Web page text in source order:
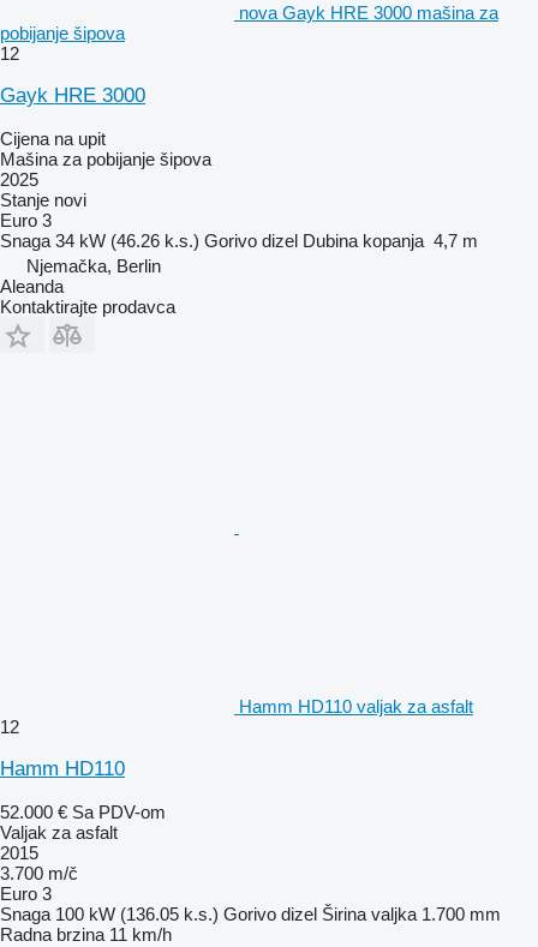
nova Gayk HRE 3000 mašina za
pobijanje šipova
12
Gayk HRE 3000
Cijena na upit
Mašina za pobijanje šipova
2025
Stanje novi
Euro 3
Snaga 34 kW (46.26 k.s.) Gorivo dizel Dubina kopanja 4,7 m
Njemačka, Berlin
Aleanda
Kontaktirajte prodavca
Hamm HD110 valjak za asfalt
12
Hamm HD110
52.000 € Sa PDV-om
Valjak za asfalt
2015
3.700 m/č
Euro 3
Snaga 100 kW (136.05 k.s.) Gorivo dizel Širina valjka 1.700 mm
Radna brzina 11 km/h